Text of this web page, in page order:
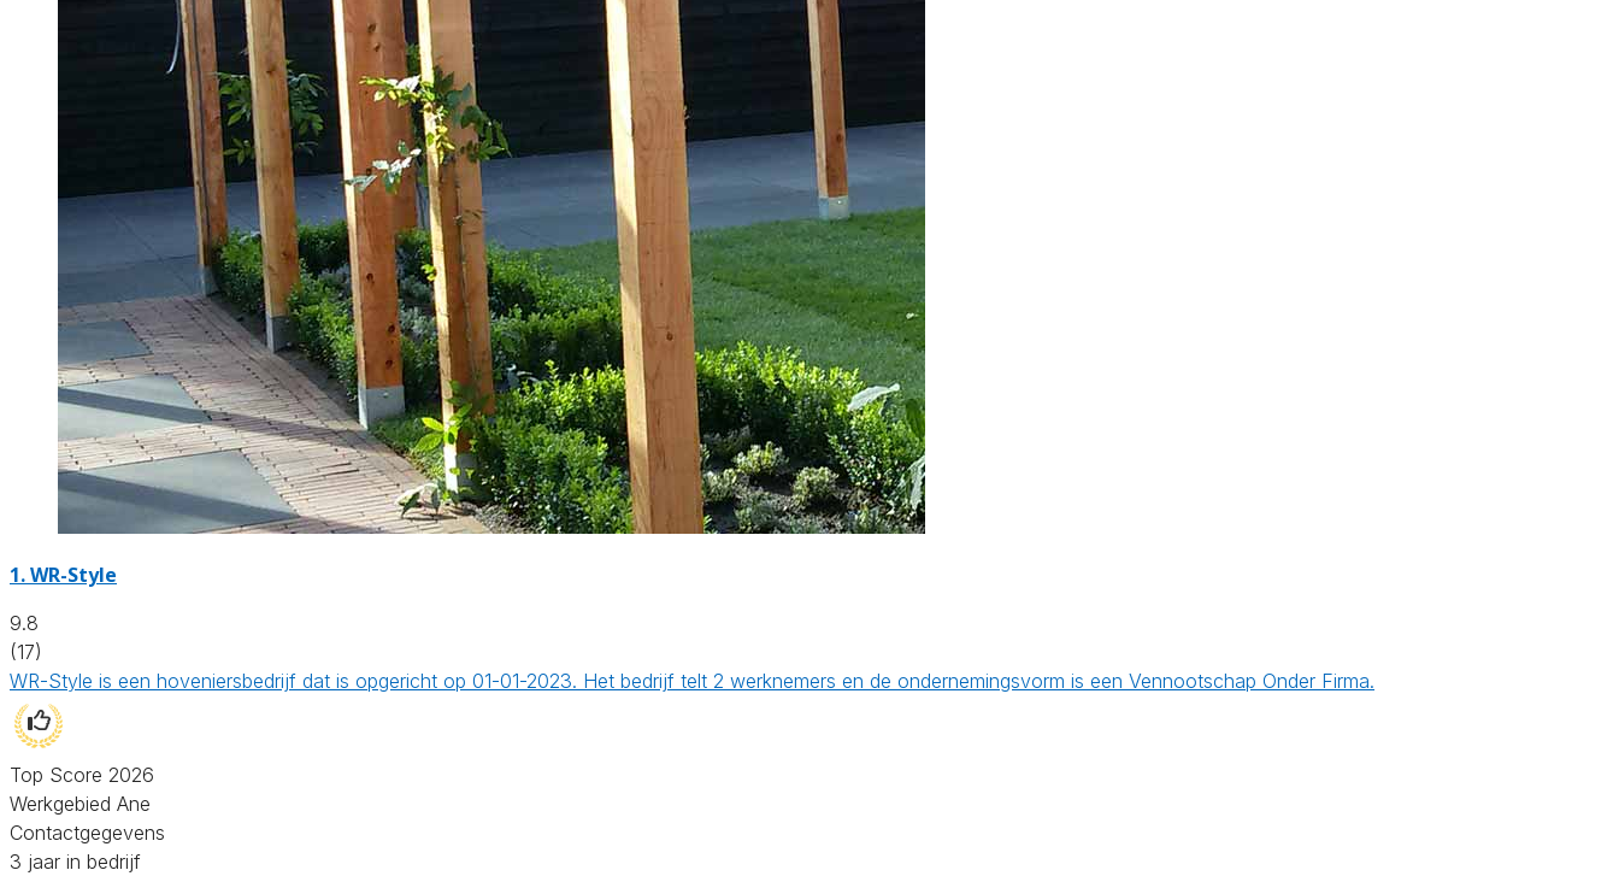
1.WR-Style
9.8
(17)
WR-Style is een hoveniersbedrijf dat is opgericht op 01-01-2023. Het bedrijf telt 2 werknemers en de ondernemingsvorm is een Vennootschap Onder Firma.
Top Score 2026
Werkgebied Ane
Contactgegevens
3 jaar in bedrijf